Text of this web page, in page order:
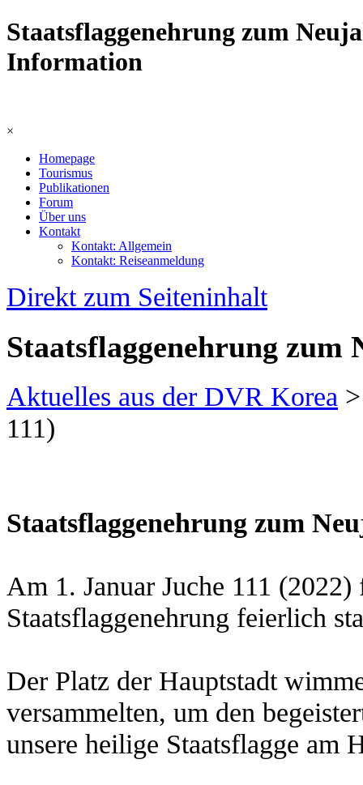
Staatsflaggenehrung zum
Information
×
Homepage
Tourismus
Publikationen
Forum
Über uns
Kontakt
Kontakt: Allgemein
Kontakt: Reiseanmeldung
Direkt zum Seiteninhalt
Staatsflaggenehrung zum
Aktuelles aus der DVR Korea
111)
Staatsflaggenehrung zum
Am 1. Januar Juche 111
Staatsflaggenehrung feierlich
Der Platz der Hauptstadt
versammelten, um den
unsere heilige Staatsflagge am